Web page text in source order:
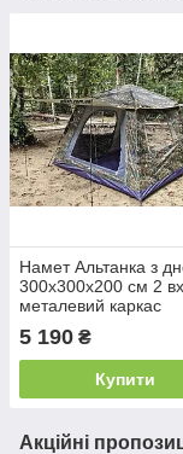
Намет Альтанка з
300x300x200 см 2
металевий каркас
5 190 ₴
Купити
Акційні